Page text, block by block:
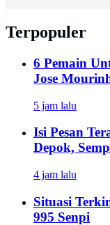
Terpopuler
6 Pemain
Jose
5 jam lalu
Isi Pesan
Depok,
4 jam lalu
Situasi
995 Senpi